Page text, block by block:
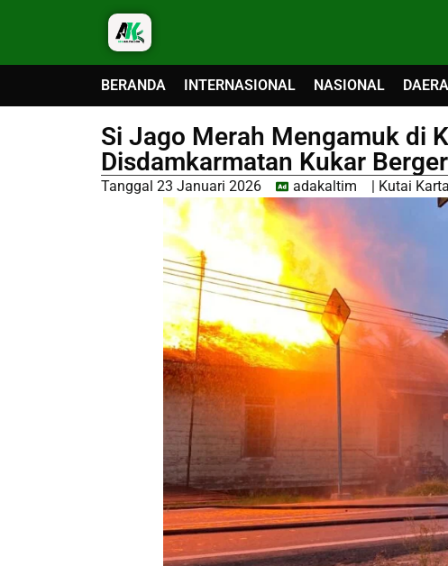
BERANDA INTERNASIONAL NASIONAL
Si Jago Merah Mengamuk di
Disdamkarmatan Kukar
Tanggal 23 Januari 2026 adakaltim | Kutai